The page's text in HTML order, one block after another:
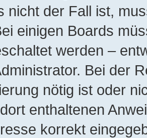
nicht der Fall ist,
einigen Boards
werden –
Bei der
nötig ist oder
enthaltenen
korrekt